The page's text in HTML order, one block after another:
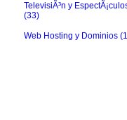
TelevisiÃ³n y
(33)
Web Hosting y Dominios